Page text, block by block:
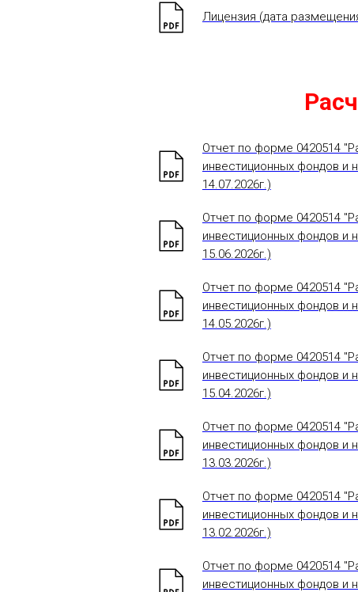
Лицензия (дата
Отчет по форме 0420514
инвестиционных фондов и
14.07.2026г.)
Отчет по форме 0420514
инвестиционных фондов и
15.06.2026г.)
Отчет по форме 0420514
инвестиционных фондов и
14.05.2026г.)
Отчет по форме 0420514
инвестиционных фондов и
15.04.2026г.)
Отчет по форме 0420514
инвестиционных фондов и
13.03.2026г.)
Отчет по форме 0420514
инвестиционных фондов и
13.02.2026г.)
Отчет по форме 0420514
инвестиционных фондов и